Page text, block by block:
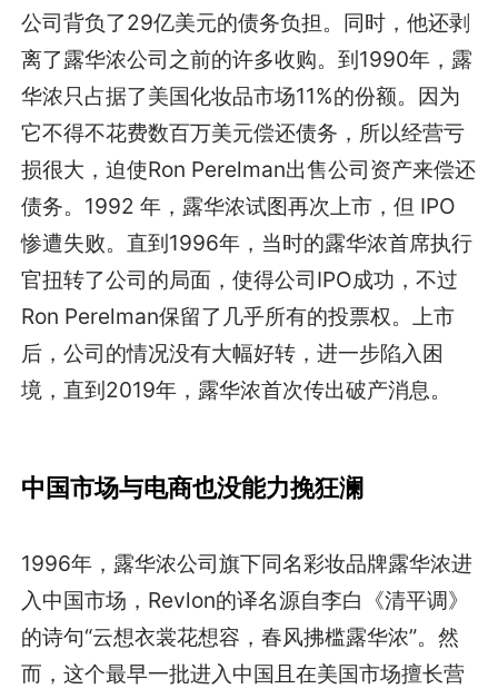
公司背负了29亿美元的债务负担。同时，他还剥
离了露华浓公司之前的许多收购。到1990年，露
华浓只占据了美国化妆品市场11%的份额。因为
它不得不花费数百万美元偿还债务，所以经营亏
损很大，迫使Ron Perelman出售公司资产来偿还
债务。1992 年，露华浓试图再次上市，但 IPO
惨遭失败。直到1996年，当时的露华浓首席执行
官扭转了公司的局面，使得公司IPO成功，不过
Ron Perelman保留了几乎所有的投票权。上市
后，公司的情况没有大幅好转，进一步陷入困
境，直到2019年，露华浓首次传出破产消息。
中国市场与电商也没能力挽狂澜
1996年，露华浓公司旗下同名彩妆品牌露华浓进
入中国市场，Revlon的译名源自李白《清平调》
的诗句“云想衣裳花想容，春风拂槛露华浓”。然
而，这个最早一批进入中国且在美国市场擅长营